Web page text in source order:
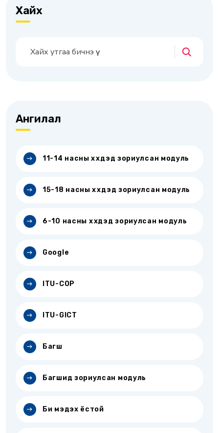
Хайх
Ангилал
11-14 насны хүүхдэд зориулсан модуль
15-18 насны хүүхдэд зориулсан модуль
6-10 насны хүүхдэд зориулсан модуль
Google
ITU-COP
ITU-GICT
Багш
Багшид зориулсан модуль
Би мэдэх ёстой